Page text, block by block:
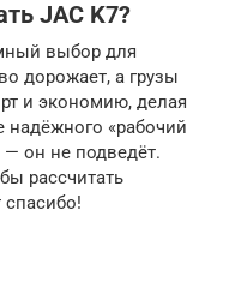
JAC K7?
выбор для
дорожает, а грузы
и экономию, делая
«рабочий
— он не подведёт.
рассчитать